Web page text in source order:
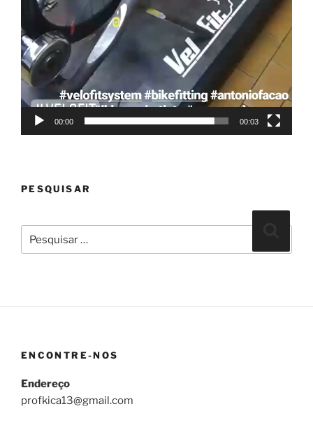
00:00 00:03
PESQUISAR
Pesquisar
por:
ENCONTRE-NOS
Endereço
profkica13@gmail.com